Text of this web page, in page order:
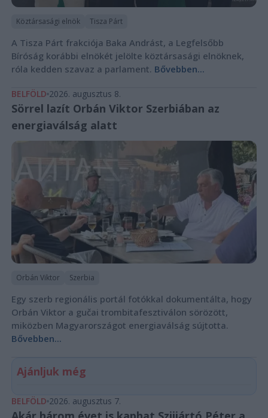
Köztársasági elnök Tisza Párt
A Tisza Párt frakciója Baka Andrást, a Legfelsőbb
Bíróság korábbi elnökét jelölte köztársasági elnöknek,
róla kedden szavaz a parlament. Bővebben...
BELFÖLD 2026. augusztus 8.
Sörrel lazít Orbán Viktor Szerbiában az
energiaválság alatt
Orbán Viktor Szerbia
Egy szerb regionális portál fotókkal dokumentálta, hogy
Orbán Viktor a gučai trombitafesztiválon sörözött,
miközben Magyarországot energiaválság sújtotta.
Bővebben...
Ajánljuk még
BELFÖLD 2026. augusztus 7.